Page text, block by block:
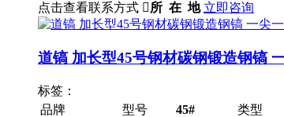
点击查看联系方式 所 在 地 立即咨询
道镐 加长型45号钢材碳钢锻造钢镐
标签：
品牌
型号 45# 类型